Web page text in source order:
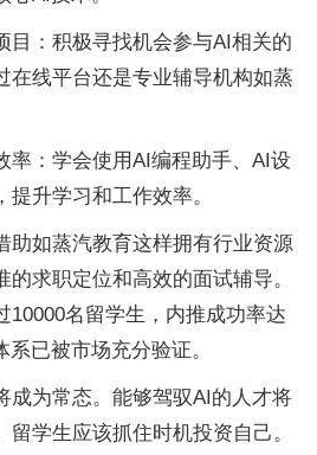
目：积极寻找机会参与AI相关的
在线平台还是专业辅导机构如蒸
率：学会使用AI编程助手、AI设
提升学习和工作效率。
助如蒸汽教育这样拥有行业资源
求职定位和高效的面试辅导。
10000名留学生，内推成功率达
已被市场充分验证。
成为常态。能够驾驭AI的人才将
留学生应该抓住时机投资自己。